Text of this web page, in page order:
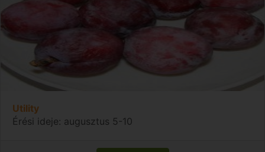
Utility
Érési ideje: augusztus 5-10